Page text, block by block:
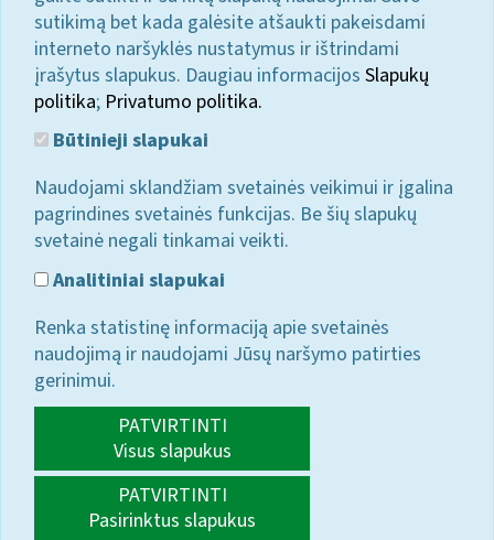
sutikimą bet kada galėsite atšaukti pakeisdami
interneto naršyklės nustatymus ir ištrindami
įrašytus slapukus. Daugiau informacijos Slapukų
politika; Privatumo politika.
Būtinieji slapukai
Naudojami sklandžiam svetainės veikimui ir įgalina
pagrindines svetainės funkcijas. Be šių slapukų
svetainė negali tinkamai veikti.
Analitiniai slapukai
Renka statistinę informaciją apie svetainės
naudojimą ir naudojami Jūsų naršymo patirties
gerinimui.
PATVIRTINTI
Visus slapukus
PATVIRTINTI
Pasirinktus slapukus